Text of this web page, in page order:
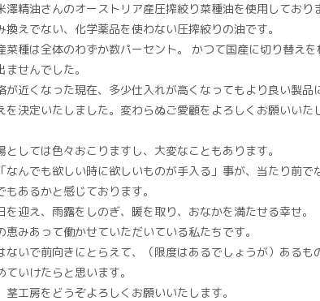
澤精油さんのオーストリア産圧搾絞り菜種油を使用しており
換えでない、化学薬品を使わない圧搾絞りの油です。
菜種は全体のわずか数パーセント。 かつて国産に切り替え
ませんでした。
が近くなった現在、多少仕入れが高くなってもより良い製
を決定いたしました。変わらぬご愛顧をよろしくお願いいた
としては色々おこりますし、大変なこともあります。
なんでも欲しい時に欲しいものが手入る」事が、当たり前
もあるかと感じております。
を迎え、雨露をしのぎ、暖を取り、おなかを満たせる幸せ。
恵みあって働かせていただいている私たちです。
ないで前向きにとらえて、（限度はあるでしょうが）ある
ていけたらと思います。
茎工房をどうぞよろしくお願いいたします。